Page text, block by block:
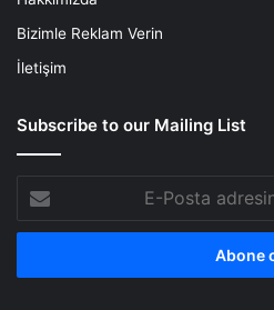
Bizimle Reklam Verin
İletişim
Subscribe to our Mailing List
Posta
adresinizi